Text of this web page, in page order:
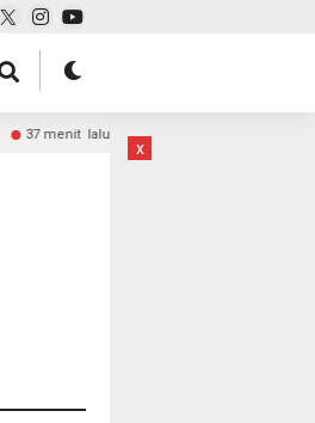
Pembobol Warung, Polres Klukung
x